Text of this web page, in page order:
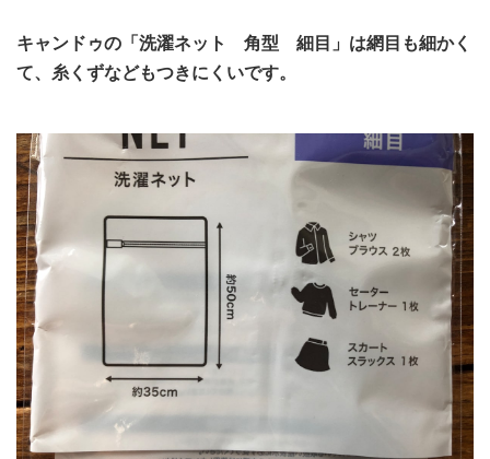
キャンドゥの「洗濯ネット 角型 細目」は網目も細かく
て、糸くずなどもつきにくいです。